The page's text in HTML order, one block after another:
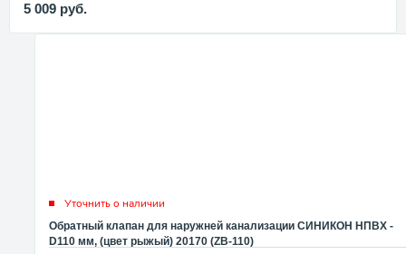
5 009 руб.
Уточнить о наличии
Обратный клапан для наружней канализации СИНИКОН НПВХ -
D110 мм, (цвет рыжый) 20170 (ZB-110)